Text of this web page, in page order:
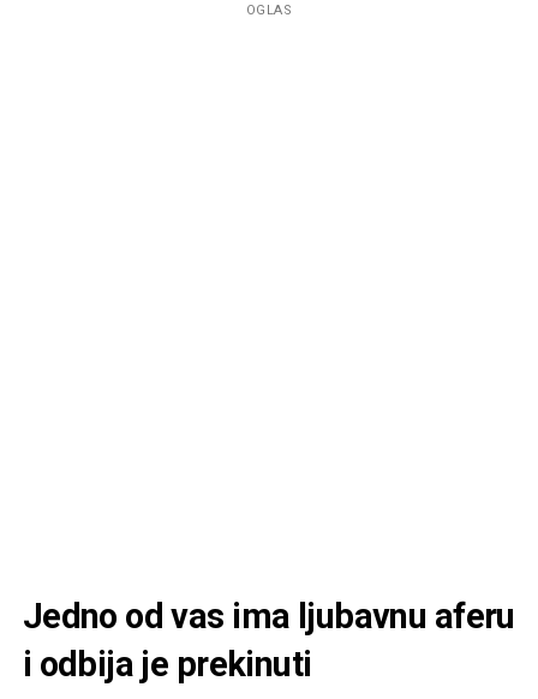
OGLAS
Jedno od vas ima ljubavnu aferu
i odbija je prekinuti